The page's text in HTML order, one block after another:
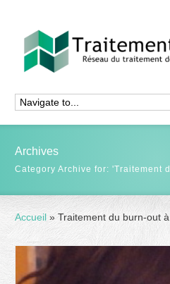
Archives
Category Archive for: 'Traitement
Accueil » Traitement du burn-out